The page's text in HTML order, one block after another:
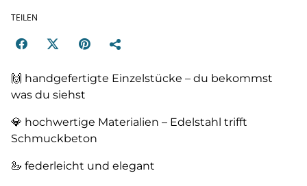
TEILEN
🙌 handgefertigte Einzelstücke – du bekommst
was du siehst
💎 hochwertige Materialien – Edelstahl trifft
Schmuckbeton
🦢 federleicht und elegant